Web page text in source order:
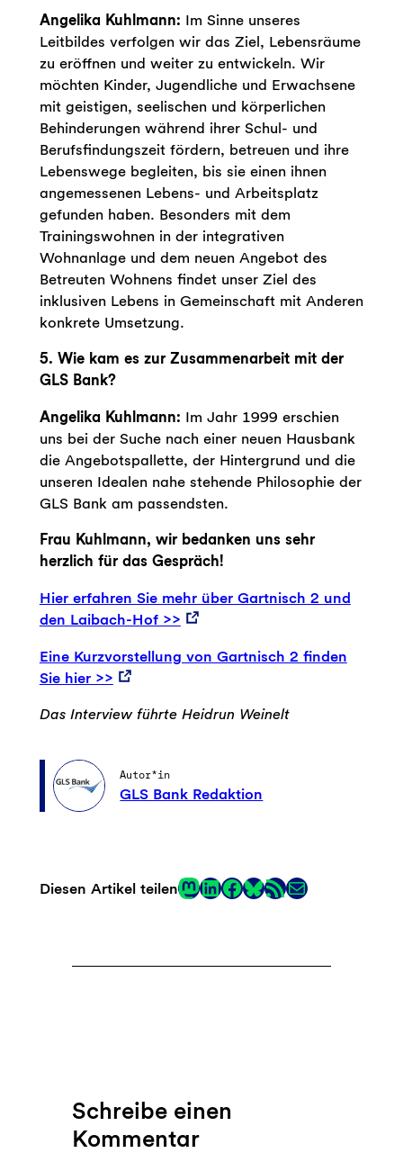
Angelika Kuhlmann: Im Sinne unseres
Leitbildes verfolgen wir das Ziel, Lebensräume
zu eröffnen und weiter zu entwickeln. Wir
möchten Kinder, Jugendliche und Erwachsene
mit geistigen, seelischen und körperlichen
Behinderungen während ihrer Schul- und
Berufsfindungszeit fördern, betreuen und ihre
Lebenswege begleiten, bis sie einen ihnen
angemessenen Lebens- und Arbeitsplatz
gefunden haben. Besonders mit dem
Trainingswohnen in der integrativen
Wohnanlage und dem neuen Angebot des
Betreuten Wohnens findet unser Ziel des
inklusiven Lebens in Gemeinschaft mit Anderen
konkrete Umsetzung.
5. Wie kam es zur Zusammenarbeit mit der
GLS Bank?
Angelika Kuhlmann: Im Jahr 1999 erschien
uns bei der Suche nach einer neuen Hausbank
die Angebotspallette, der Hintergrund und die
unseren Idealen nahe stehende Philosophie der
GLS Bank am passendsten.
Frau Kuhlmann, wir bedanken uns sehr
herzlich für das Gespräch!
Hier erfahren Sie mehr über Gartnisch 2 und
den Laibach-Hof >>
Eine Kurzvorstellung von Gartnisch 2 finden
Sie hier >>
Das Interview führte Heidrun Weinelt
Autor*in
GLS Bank Redaktion
Diesen Artikel teilenMastodon
LinkedIn
Facebook
LinkRSS-Feed
E-Mail
Schreibe einen
Kommentar